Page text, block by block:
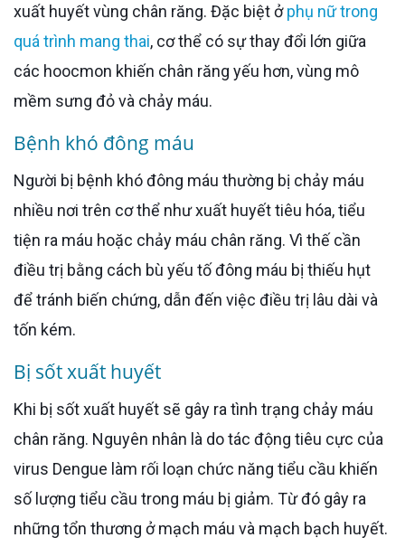
xuất huyết vùng chân răng. Đặc biệt ởphụ nữ trong
quá trình mang thai, cơ thể có sự thay đổi lớn giữa
các hoocmon khiến chân răng yếu hơn, vùng mô
mềm sưng đỏ và chảy máu.
Bệnh khó đông máu
Người bị bệnh khó đông máu thường bị chảy máu
nhiều nơi trên cơ thể như xuất huyết tiêu hóa, tiểu
tiện ra máu hoặc chảy máu chân răng. Vì thế cần
điều trị bằng cách bù yếu tố đông máu bị thiếu hụt
để tránh biến chứng, dẫn đến việc điều trị lâu dài và
tốn kém.
Bị sốt xuất huyết
Khi bị sốt xuất huyết sẽ gây ra tình trạng chảy máu
chân răng. Nguyên nhân là do tác động tiêu cực của
virus Dengue làm rối loạn chức năng tiểu cầu khiến
số lượng tiểu cầu trong máu bị giảm. Từ đó gây ra
những tổn thương ở mạch máu và mạch bạch huyết.